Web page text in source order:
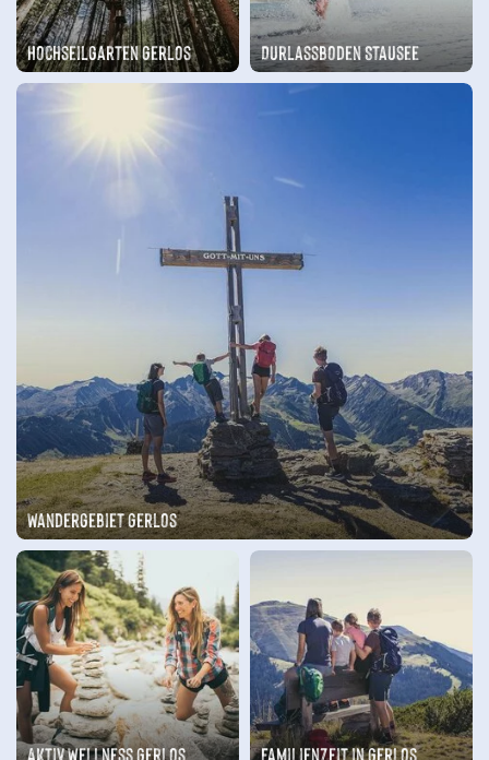
Hochseilgarten Gerlos Durlassboden Stausee
Wandergebiet Gerlos
Aktiv Wellness Gerlos Familienzeit in Gerlos